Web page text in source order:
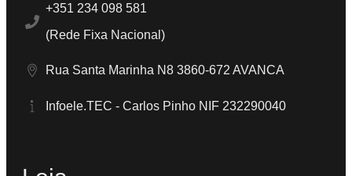
+351 234 098 581
(Rede Fixa Nacional)
Rua Santa Marinha N8 3860-672 AVANCA
Infoele.TEC - Carlos Pinho NIF 232290040